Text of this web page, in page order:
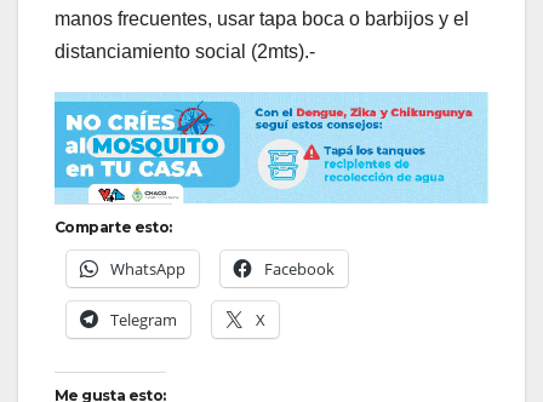
manos frecuentes, usar tapa boca o barbijos y el
distanciamiento social (2mts).-
Comparte esto:
WhatsApp Facebook
Telegram X
Me gusta esto: